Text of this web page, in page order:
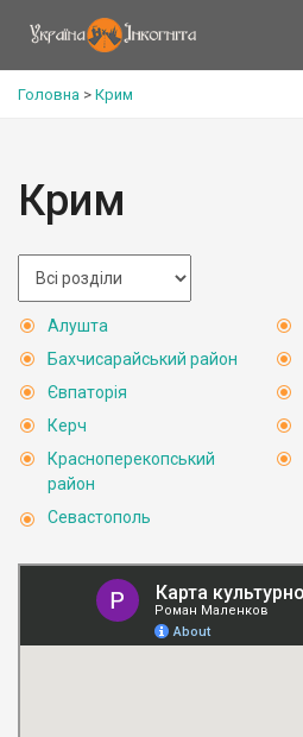
Головна > Крим
Крим
Алушта
Бахчисарайський район
Євпаторія
Керч
Красноперекопський
район
Севастополь